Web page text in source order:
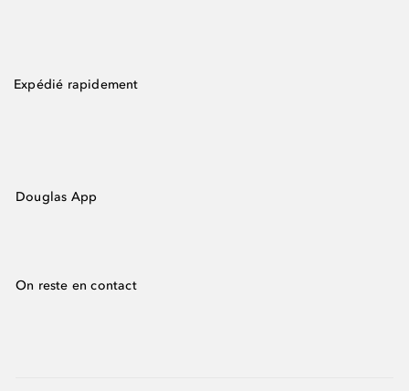
Expédié rapidement
Douglas App
On reste en contact